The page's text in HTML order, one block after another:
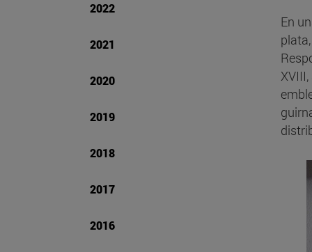
2022
2021
2020
2019
2018
2017
2016
En